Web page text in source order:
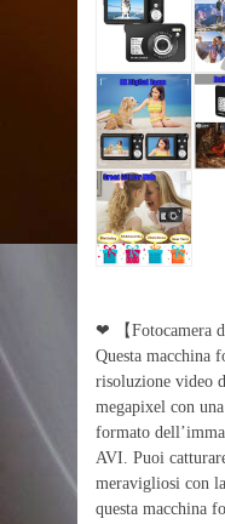
❤ 【Fotocamera
Questa macchina
risoluzione video
megapixel con
formato
AVI. Puoi
meravigliosi con
questa macchina